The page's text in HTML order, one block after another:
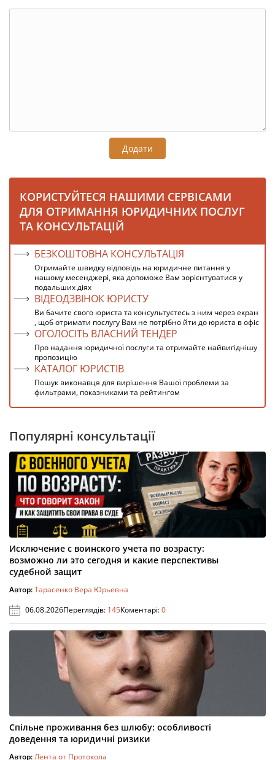
Додати
КОРИСТУЙТЕСЯ НАШИМИ СЕРВІСАМИ
ДЛЯ ОТРИМАННЯ ЮРИДИЧНИХ ПОСЛУГ
ТА КОНСУЛЬТАЦІЙ
БЕЗКОШТОВНА КОНСУЛЬТАЦІЯ
Отримайте швидку відповідь на юридичне питання у
нашому месенджері, яка допоможе Вам зорієнтуватися у
подальших діях
ВІДЕОДЗВІНОК ЮРИСТУ
Ви бачите свого юриста та консультуєтесь з ним через екран
, щоб отримати послугу Вам не потрібно йти до юриста в офіс
ОГОЛОСІТЬ ВЛАСНИЙ ТЕНДЕР
Про надання юридичної послуги та отримайте найвигіднішу
пропозицію
КАТАЛОГ ЮРИСТІВ
Пошук виконавця для вирішення Вашої проблеми за
фильтрами, показниками та рейтингом
Популярні консультації
Исключение с воинского учета по возрасту:
возможно ли это сегодня и какие перспективы
судебной защит
Автор:Тарасенко Вера Юрьевна
06.08.2026Переглядів: 145Коментарі:0
Спільне проживання без шлюбу: особливості
доведення та юридичні ризики
Автор:Лента от Протокола